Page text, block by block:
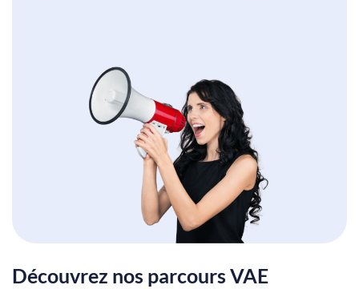
Découvrez nos parcours VAE